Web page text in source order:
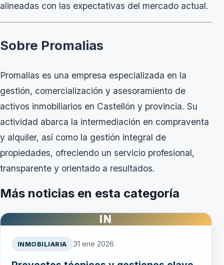
alineadas con las expectativas del mercado actual.
Sobre Promalias
Promalias es una empresa especializada en la
gestión, comercialización y asesoramiento de
activos inmobiliarios en Castellón y provincia. Su
actividad abarca la intermediación en compraventa
y alquiler, así como la gestión integral de
propiedades, ofreciendo un servicio profesional,
transparente y orientado a resultados.
Más noticias en esta categoría
IN
INMOBILIARIA 31 ene 2026